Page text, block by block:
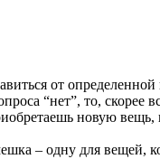
от
“нет”, то,
новую вещь,
– одну для